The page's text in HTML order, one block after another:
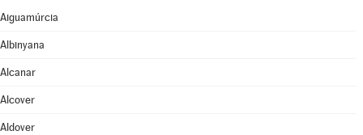
Aiguamúrcia
Albinyana
Alcanar
Alcover
Aldover